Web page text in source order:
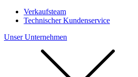
Verkaufsteam
Technischer Kundenservice
Unser Unternehmen